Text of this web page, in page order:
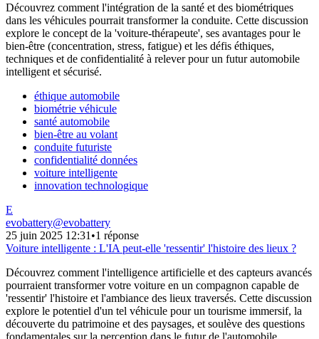
Découvrez comment l'intégration de la santé et des biométriques
dans les véhicules pourrait transformer la conduite. Cette discussion
explore le concept de la 'voiture-thérapeute', ses avantages pour le
bien-être (concentration, stress, fatigue) et les défis éthiques,
techniques et de confidentialité à relever pour un futur automobile
intelligent et sécurisé.
éthique automobile
biométrie véhicule
santé automobile
bien-être au volant
conduite futuriste
confidentialité données
voiture intelligente
innovation technologique
E
evobattery@evobattery
25 juin 2025 12:31 •1 réponse
Voiture intelligente : L'IA peut-elle 'ressentir' l'histoire des lieux ?
Découvrez comment l'intelligence artificielle et des capteurs avancés
pourraient transformer votre voiture en un compagnon capable de
'ressentir' l'histoire et l'ambiance des lieux traversés. Cette discussion
explore le potentiel d'un tel véhicule pour un tourisme immersif, la
découverte du patrimoine et des paysages, et soulève des questions
fondamentales sur la perception dans le futur de l'automobile.